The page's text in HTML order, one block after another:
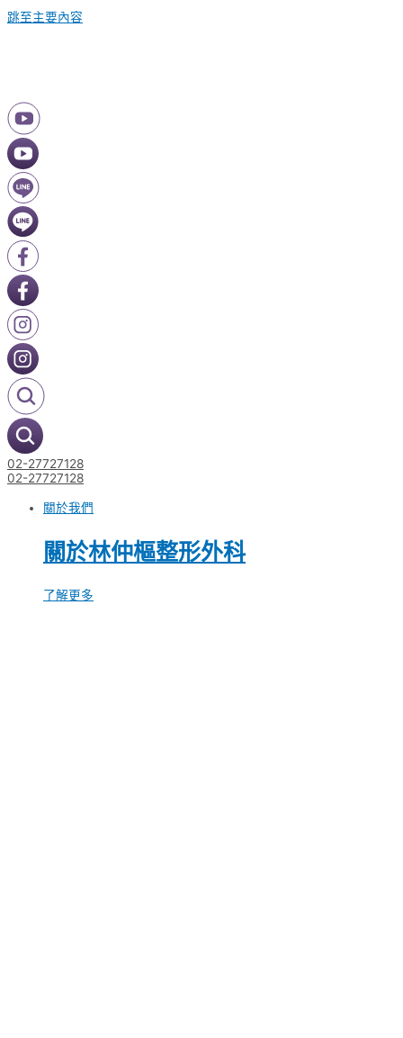
跳至主要內容
02-27727128
02-27727128
關於我們
關於林仲樞整形外科
了解更多